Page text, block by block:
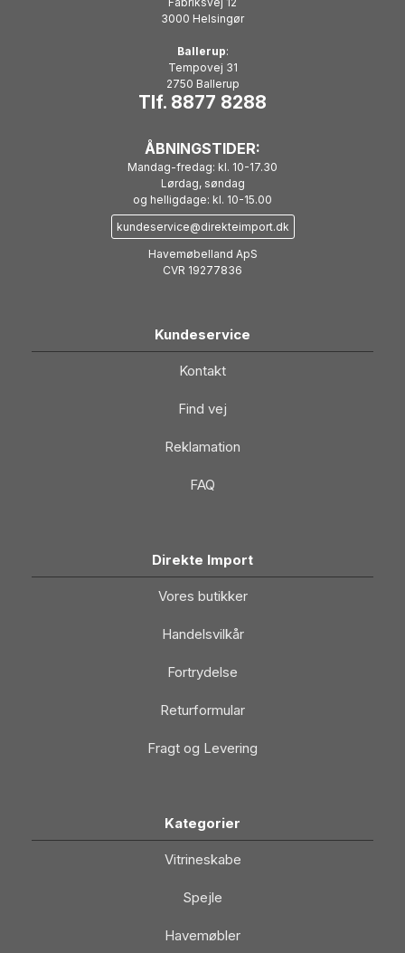
3000 Helsingør
Ballerup:
Tempovej 31
2750 Ballerup
Tlf. 8877 8288
ÅBNINGSTIDER:
Mandag-fredag: kl. 10-17.30
Lørdag, søndag
og helligdage: kl. 10-15.00
kundeservice@direkteimport.dk
Havemøbelland ApS
CVR 19277836
Kundeservice
Kontakt
Find vej
Reklamation
FAQ
Direkte Import
Vores butikker
Handelsvilkår
Fortrydelse
Returformular
Fragt og Levering
Kategorier
Vitrineskabe
Spejle
Havemøbler